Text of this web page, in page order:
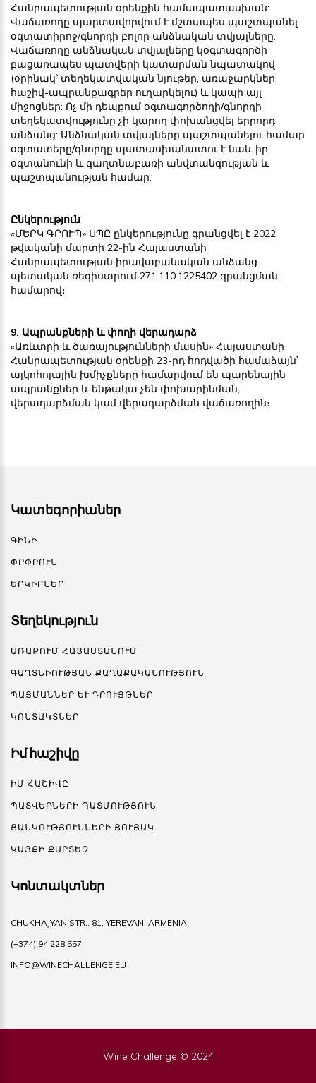
Հանրապետության օրենքին համապատասխան:
Վաճառողը պարտավորվում է մշտապես պաշտպանել
օգտատիրոջ/գնորդի բոլոր անձնական տվյալները:
Վաճառողը անձնական տվյալները կօգտագործի
բացառապես պատվերի կատարման նպատակով
(օրինակ՝ տեղեկատվական նյութեր, առաջարկներ,
հաշիվ-ապրանքագրեր ուղարկելու) և կապի այլ
միջոցներ: Ոչ մի դեպքում օգտագործողի/գնորդի
տեղեկատվությունը չի կարող փոխանցվել երրորդ
անձանց: Անձնական տվյալները պաշտպանելու համար
օգտատերը/գնորդը պատասխանատու է նաև իր
օգտանունի և գաղտնաբառի անվտանգության և
պաշտպանության համար:
Ընկերություն
«ՄԵՐԿ ԳՐՈՒՊ» ՍՊԸ ընկերությունը գրանցվել է 2022
թվականի մարտի 22-ին Հայաստանի
Հանրապետության իրավաբանական անձանց
պետական ռեգիստրում 271.110.1225402 գրանցման
համարով։
9. Ապրանքների և փողի վերադարձ
«Առևտրի և ծառայությունների մասին» Հայաստանի
Հանրապետության օրենքի 23-րդ հոդվածի համաձայն՝
ալկոհոլային խմիչքները համարվում են պարենային
ապրանքներ և ենթակա չեն փոխարինման,
վերադարձման կամ վերադարձման վաճառողին։
Կատեգորիաներ
ԳԻՆԻ
ՓՐՓՐՈՒՆ
ԵՐԿԻՐՆԵՐ
Տեղեկություն
ԱՌԱՔՈՒՄ ՀԱՅԱՍՏԱՆՈՒՄ
ԳԱՂՏՆԻՈՒԹՅԱՆ ՔԱՂԱՔԱԿԱՆՈՒԹՅՈՒՆ
ՊԱՅՄԱՆՆԵՐ ԵՒ ԴՐՈՒՅԹՆԵՐ
ԿՈՆՏԱԿՏՆԵՐ
Իմ հաշիվը
ԻՄ ՀԱՇԻՎԸ
ՊԱՏՎԵՐՆԵՐԻ ՊԱՏՄՈՒԹՅՈՒՆ
ՑԱՆԿՈՒԹՅՈՒՆՆԵՐԻ ՑՈՒՑԱԿ
ԿԱՅՔԻ ՔԱՐՏԵԶ
Կոնտակտներ
CHUKHAJYAN STR., 81, YEREVAN, ARMENIA
(+374) 94 228 557
INFO@WINECHALLENGE.EU
Wine Challenge © 2024